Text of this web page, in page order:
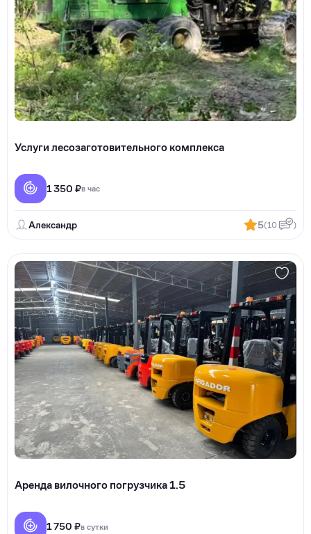
Услуги лесозаготовительного комплекса
1 350 ₽в час
Александр 5(10 )
Аренда вилочного погрузчика 1.5
1 750 ₽в сутки